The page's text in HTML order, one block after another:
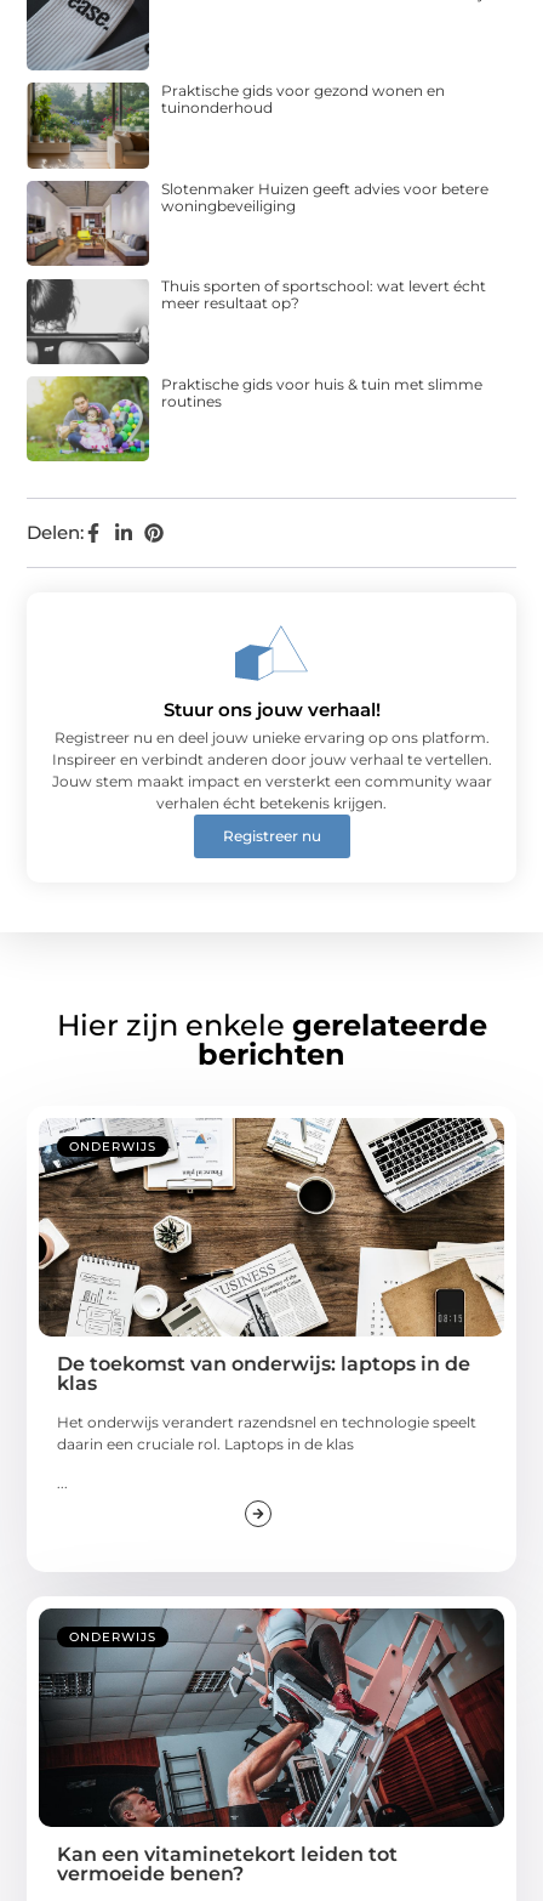
Delen:
Praktische gids voor gezond wonen en
tuinonderhoud
Slotenmaker Huizen geeft advies voor betere
woningbeveiliging
Thuis sporten of sportschool: wat levert écht
meer resultaat op?
Praktische gids voor huis & tuin met slimme
routines
Stuur ons jouw verhaal!
Registreer nu en deel jouw unieke ervaring op ons platform.
Inspireer en verbindt anderen door jouw verhaal te vertellen.
Jouw stem maakt impact en versterkt een community waar
verhalen écht betekenis krijgen.
Registreer nu
Hier zijn enkele gerelateerde
berichten
ONDERWIJS
De toekomst van onderwijs: laptops in de
klas
Het onderwijs verandert razendsnel en technologie speelt
daarin een cruciale rol. Laptops in de klas
...
ONDERWIJS
Kan een vitaminetekort leiden tot
vermoeide benen?